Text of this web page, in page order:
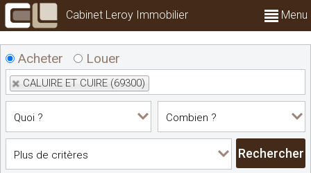
Cabinet Leroy Immobilier Menu
Acheter Louer
CALUIRE ET CUIRE (69300)